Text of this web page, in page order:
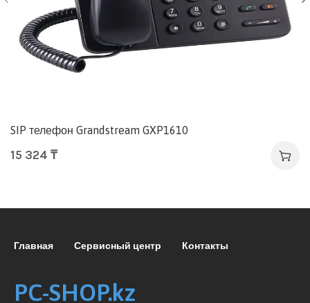
SIP телефон Grandstream GXP1610
15 324 ₸
Главная Сервисный центр Контакты
PC-SHOP.kz